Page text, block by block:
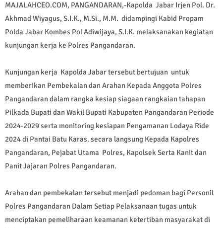
MAJALAHCEO.COM, PANGANDARAN,-Kapolda Jabar Irjen Pol. Dr.
Akhmad Wiyagus, S.I.K., M.Si., M.M. didampingi Kabid Propam
Polda Jabar Kombes Pol Adiwijaya, S.I.K. melaksanakan kegiatan
kunjungan kerja ke Polres Pangandaran.
Kunjungan kerja Kapolda Jabar tersebut bertujuan untuk
memberikan Pembekalan dan Arahan Kepada Anggota Polres
Pangandaran dalam rangka kesiap siagaan rangkaian tahapan
Pilkada Bupati dan Wakil Bupati Kabupaten Pangandaran Periode
2024-2029 serta monitoring kesiapan Pengamanan Lodaya Ride
2024 di Pantai Batu Karas. secara langsung Kepada Kapolres
Pangandaran, Pejabat Utama Polres, Kapolsek Serta Kanit dan
Panit Jajaran Polres Pangandaran.
Arahan dan pembekalan tersebut menjadi pedoman bagi Personil
Polres Pangandaran Dalam Setiap Pelaksanaan tugas untuk
menciptakan pemeliharaan keamanan ketertiban masyarakat di